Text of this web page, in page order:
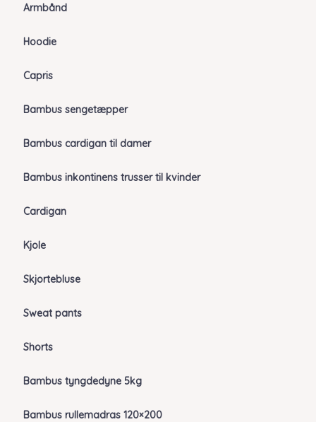
Armbånd
Hoodie
Capris
Bambus sengetæpper
Bambus cardigan til damer
Bambus inkontinens trusser til kvinder
Cardigan
Kjole
Skjortebluse
Sweat pants
Shorts
Bambus tyngdedyne 5kg
Bambus rullemadras 120×200